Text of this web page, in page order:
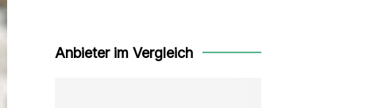
Anbieter im Vergleich